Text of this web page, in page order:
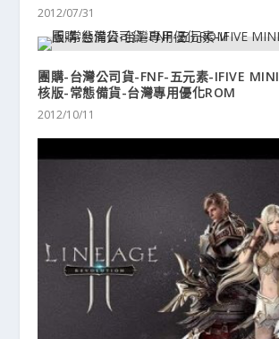
2012/07/31
團購-台灣公司貨-FNF-五元素-IFIVE
核版-常態備貨-台灣專用優化ROM
2012/10/11